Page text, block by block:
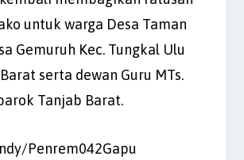
untuk warga Desa Taman
Gemuruh Kec. Tungkal Ulu
serta dewan Guru MTs.
Tanjab Barat.
Penrem042Gapu